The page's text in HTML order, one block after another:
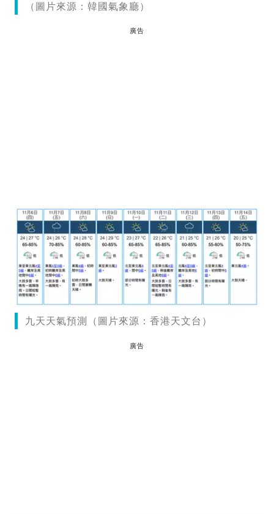
（圖片來源：韓國氣象廳）
廣告
九天天氣預測（圖片來源：香港天文台）
廣告